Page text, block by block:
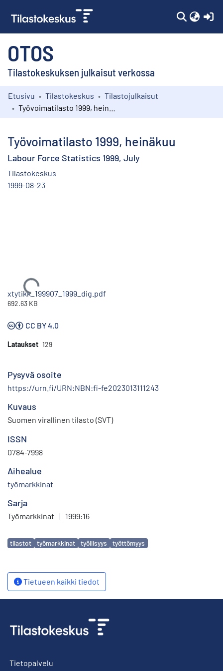
OTOS
Tilastokeskuksen julkaisut verkossa
Kokoelmat
Etusivu Tilastokeskus
Tilastojulkaisut
Työvoimatilasto 1999, heinäkuu
Labour Force Statistics 1999, July
Tilastokeskus
1999-08-23
Ladataan...
xtytikk_199907_1999_dig.pdf
692.63 KB
CC BY 4.0
Lataukset 129
Pysyvä osoite
https://urn.fi/URN:NBN:fi-fe2023013111243
Kuvaus
Suomen virallinen tilasto (SVT)
ISSN
0784-7998
Aihealue
työmarkkinat
Sarja
Työmarkkinat | 1999:16
Avainsanat
tilastot työmarkkinat työllisyys työttömyys
Tietueen kaikki tiedot
Tietopalvelu